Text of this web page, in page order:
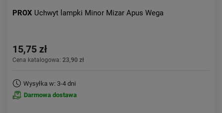
PROX Uchwyt lampki Minor Mizar Apus Wega
15,75 zł
Cena katalogowa: 23,90 zł
Wysyłka w: 3-4 dni
Darmowa dostawa